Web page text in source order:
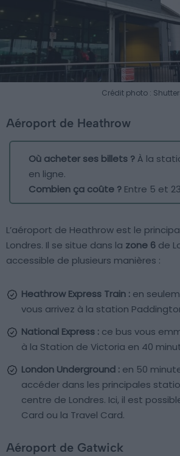
Crédit photo :
Aéroport de Heathrow
Où acheter ses billets ?À la
en ligne.
Combien ça coûte ? Entre 5 et
L’aéroport de Heathrow est le
Londres. Il se situe dans la zone 6 de
accessible de plusieurs manières :
Heathrow Express Train : en
vous arrivez à la station
National Express : ce bus vous
à la Station de Victoria en 40
London Underground : en 50
accéder dans les principales
centre de Londres. Ici, il est
Card ou la Travel Card.
Aéroport de Gatwick